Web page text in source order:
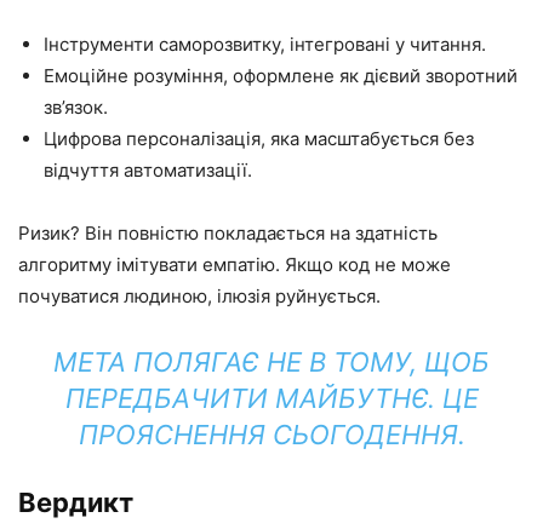
Інструменти саморозвитку, інтегровані у читання.
Емоційне розуміння, оформлене як дієвий зворотний
зв’язок.
Цифрова персоналізація, яка масштабується без
відчуття автоматизації.
Ризик? Він повністю покладається на здатність
алгоритму імітувати емпатію. Якщо код не може
почуватися людиною, ілюзія руйнується.
МЕТА ПОЛЯГАЄ НЕ В ТОМУ, ЩОБ
ПЕРЕДБАЧИТИ МАЙБУТНЄ. ЦЕ
ПРОЯСНЕННЯ СЬОГОДЕННЯ.
Вердикт